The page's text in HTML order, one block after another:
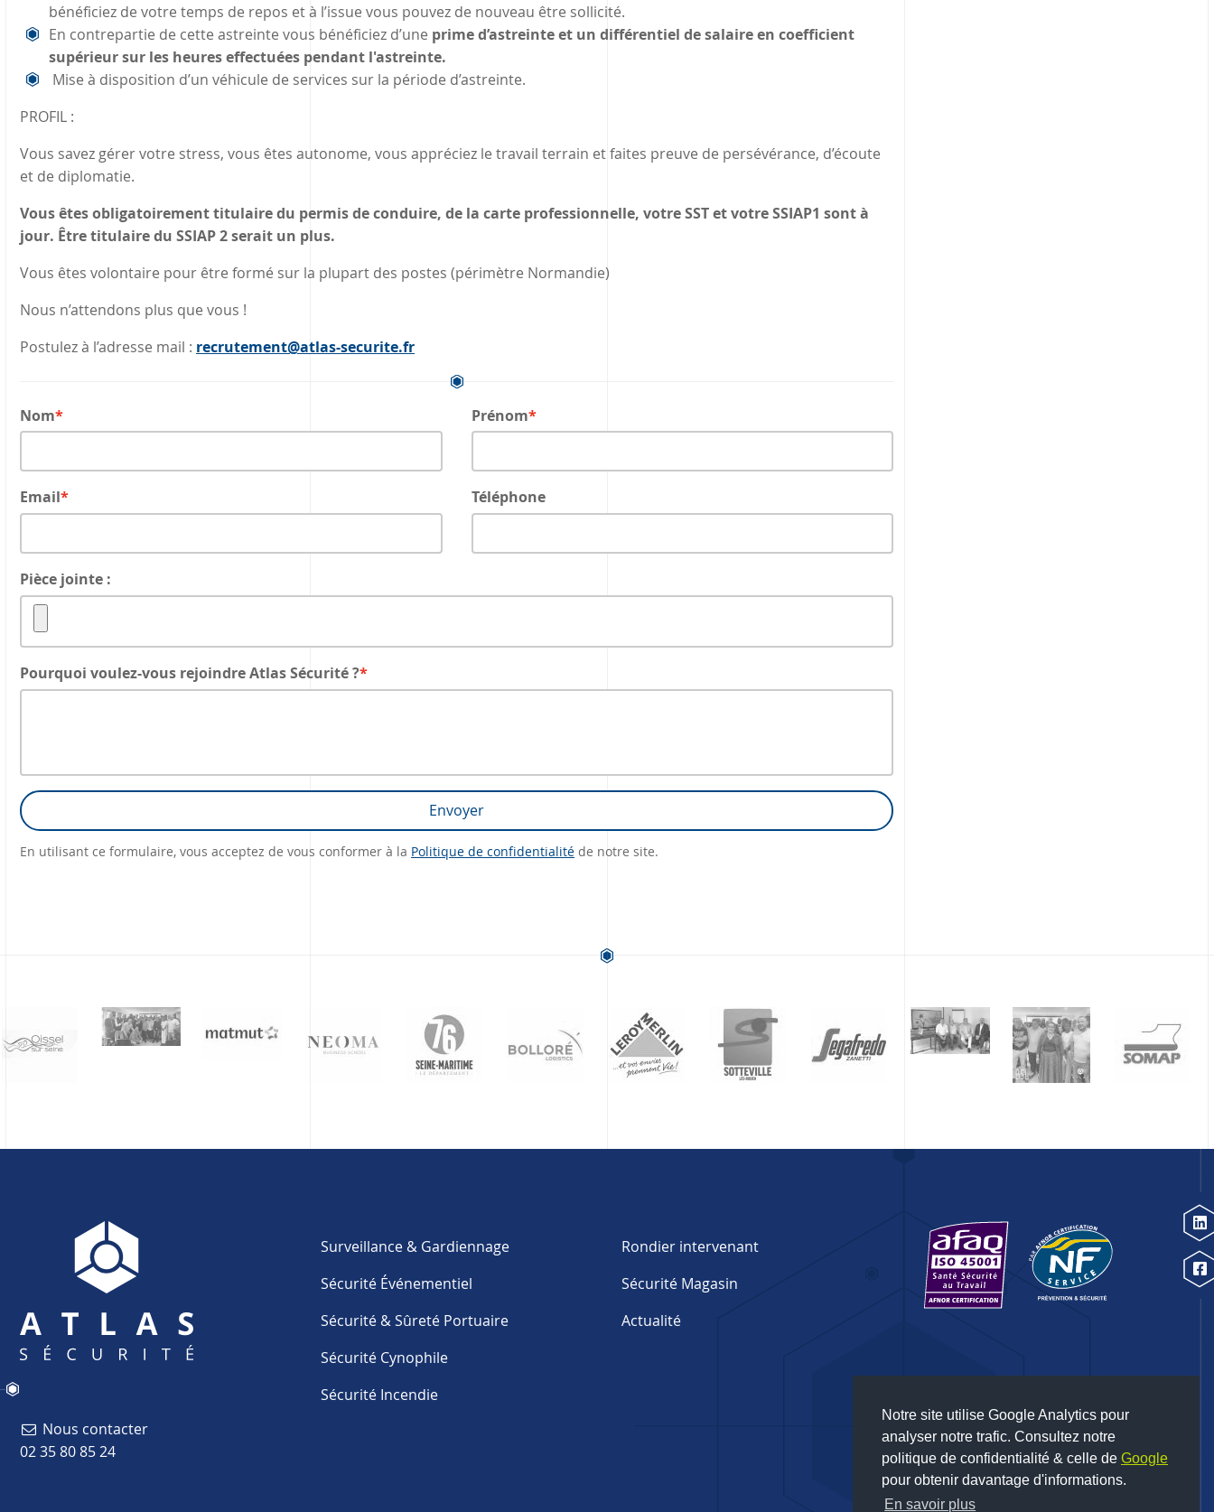
Notre site utilise Google Analytics pour
analyser notre trafic. Consultez notre
politique de confidentialité & celle de Google
pour obtenir davantage d'informations.
En savoir plus
bénéficiez de votre temps de repos et à l’issue vous pouvez de nouveau être sollicité.
En contrepartie de cette astreinte vous bénéficiez d’une prime d’astreinte et un différentiel de salaire en coefficient
supérieur sur les heures effectuées pendant l'astreinte.
Mise à disposition d’un véhicule de services sur la période d’astreinte.
PROFIL :
Vous savez gérer votre stress, vous êtes autonome, vous appréciez le travail terrain et faites preuve de persévérance, d’écoute
et de diplomatie.
Vous êtes obligatoirement titulaire du permis de conduire, de la carte professionnelle, votre SST et votre SSIAP1 sont à
jour. Être titulaire du SSIAP 2 serait un plus.
Vous êtes volontaire pour être formé sur la plupart des postes (périmètre Normandie)
Nous n’attendons plus que vous !
Postulez à l’adresse mail : recrutement@atlas-securite.fr
Nom Prénom
Email Téléphone
Pièce jointe :
Pourquoi voulez-vous rejoindre Atlas Sécurité ?
Envoyer
En utilisant ce formulaire, vous acceptez de vous conformer à la Politique de confidentialité de notre site.
Nous contacter
02 35 80 85 24
Surveillance & Gardiennage
Sécurité Événementiel
Sécurité & Sûreté Portuaire
Sécurité Cynophile
Sécurité Incendie
Rondier intervenant
Sécurité Magasin
Actualité